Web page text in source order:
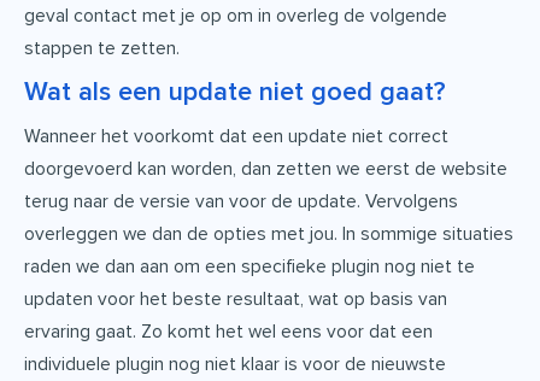
geval contact met je op om in overleg de volgende
stappen te zetten.
Wat als een update niet goed gaat?
Wanneer het voorkomt dat een update niet correct
doorgevoerd kan worden, dan zetten we eerst de website
terug naar de versie van voor de update. Vervolgens
overleggen we dan de opties met jou. In sommige situaties
raden we dan aan om een specifieke plugin nog niet te
updaten voor het beste resultaat, wat op basis van
ervaring gaat. Zo komt het wel eens voor dat een
individuele plugin nog niet klaar is voor de nieuwste